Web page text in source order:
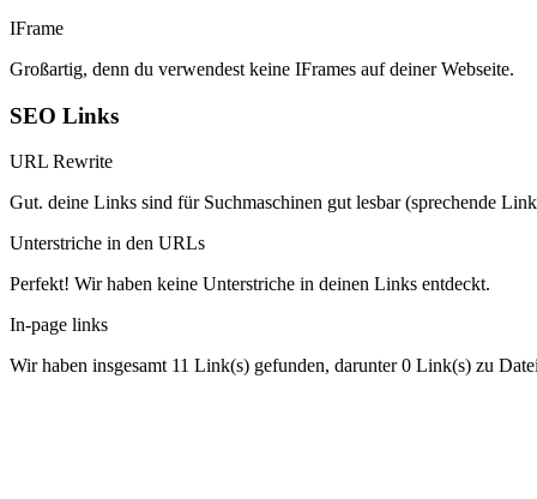
IFrame
Großartig, denn du verwendest keine IFrames auf deiner Webseite.
SEO Links
URL Rewrite
Gut. deine Links sind für Suchmaschinen gut lesbar (sprechende
Unterstriche in den URLs
Perfekt! Wir haben keine Unterstriche in deinen Links entdeckt.
In-page links
Wir haben insgesamt 11 Link(s) gefunden, darunter 0 Link(s) zu